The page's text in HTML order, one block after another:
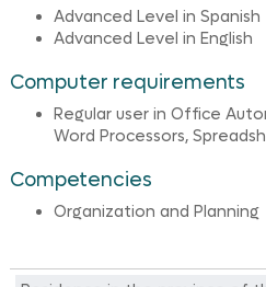
Advanced Level in Spanish
Advanced Level in English
Computer requirements
Regular user in Office
Word Processors,
Competencies
Organization and Planning